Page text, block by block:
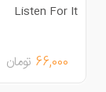
Listen For
66,000 تومان